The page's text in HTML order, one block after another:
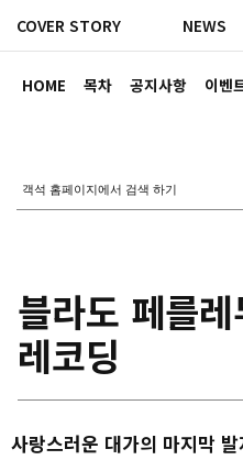
HOME 목차 공지사항 이벤
COVER STORY NEWS
블라도 페를
레코딩
사랑스러운 대가의 마지막 발